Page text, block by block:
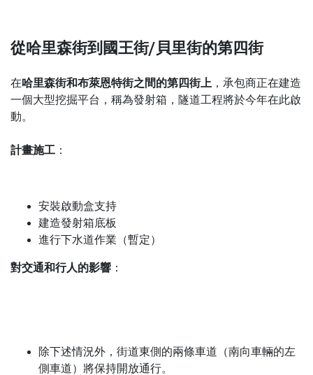
從哈里森街到國王街/貝里街的第四街
在哈里森街和布萊恩特街之間的第四街上 ，承包商正在建造
一個大型挖掘平台，稱為發射箱，隧道工程將於今年在此啟
動。
計畫施工 ：
安裝啟動盒支持
建造發射箱底板
進行下水道作業（暫定）
對交通和行人的影響 ：
除下述情況外，街道東側的兩條車道（南向車輛的左
側車道）將保持開放通行。